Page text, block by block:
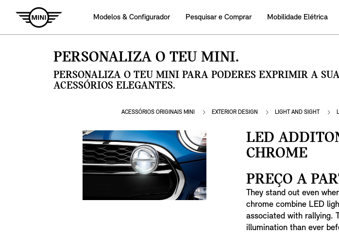
Modelos & Configurador Pesquisar e Comprar Mobilidade Elétrica
PERSONALIZA O TEU MINI.
PERSONALIZA O TEU MINI PARA PODERES EXPRIMIR A
ACESSÓRIOS ELEGANTES.
ACESSÓRIOS ORIGINAIS MINI EXTERIOR DESIGN LIGHT AND SIGHT
LED
CHROME
PREÇO A
They stand out even
chrome combine LED
associated with rallying.
illumination than ever